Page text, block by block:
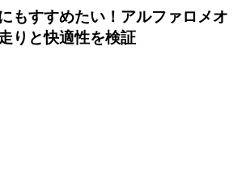
もすすめたい！アルファロメオ
りと快適性を検証